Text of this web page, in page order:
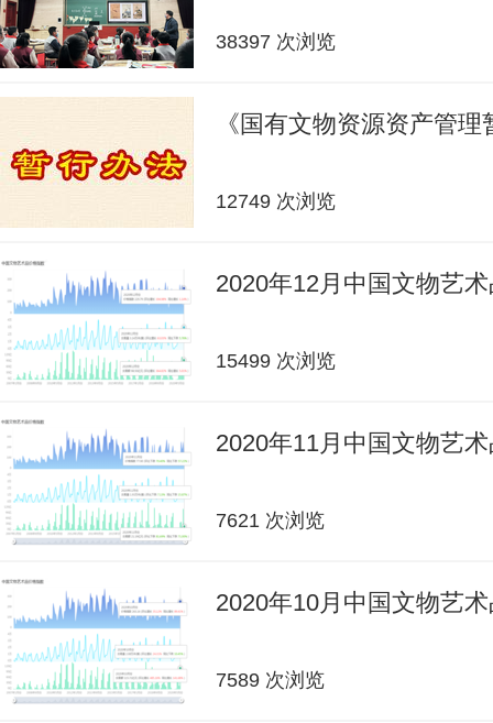
38397 次浏览
《国有文物资源资产管
12749 次浏览
2020年12月中国文物艺
15499 次浏览
2020年11月中国文物艺
7621 次浏览
2020年10月中国文物艺
7589 次浏览